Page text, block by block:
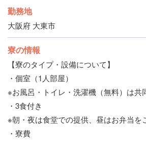
保証人なしOK
大浴場あり
勤務地
大阪府 大東市
寮の情報
【寮のタイプ・設備について】
・個室（1人部屋）
※お風呂・トイレ・洗濯機（無料）は共
・3食付き
※朝・夜は食堂での提供、昼はお弁当を
・寮費